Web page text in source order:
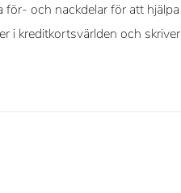
för- och nackdelar för att hjälpa
i kreditkortsvärlden och skriver